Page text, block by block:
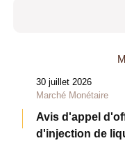
30 juillet 2026
Marché Monétaire
Avis d'appel
d'injection de